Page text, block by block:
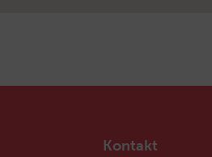
Kontakt